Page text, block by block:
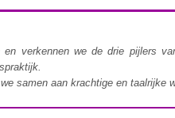
verkennen we de drie pijlers
samen aan krachtige en taalrijke